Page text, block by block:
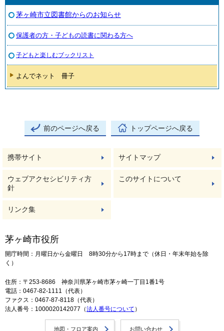
茅ヶ崎市立図書館からのお知らせ
保護者の方・子どもの読書に関わる方へ
子どもと楽しむブックリスト
よんでネット 冊子
前のページへ戻る トップページへ戻る
携帯サイト サイトマップ
ウェブアクセシビリティ方
針
このサイトについて
リンク集
茅ヶ崎市役所
開庁時間：月曜日から金曜日 8時30分から17時まで（休日・年末年始を除
く）
住所：〒253-8686 神奈川県茅ヶ崎市茅ヶ崎一丁目1番1号
電話：0467-82-1111（代表）
ファクス：0467-87-8118（代表）
法人番号：1000020142077（法人番号について ）
地図・フロア案内 お問い合わせ